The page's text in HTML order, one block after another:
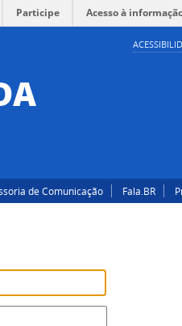
Participe Acesso à
de Comunicação Fala.BR